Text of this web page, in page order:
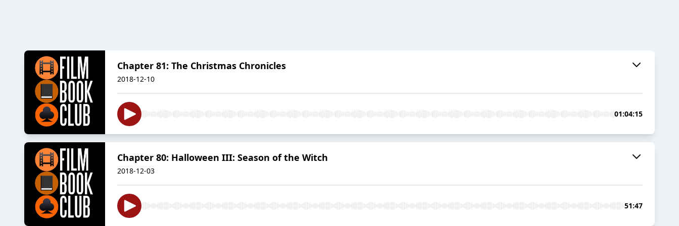
Chapter 81: The Christmas Chronicles
2018-12-10
01:04:15
Chapter 80: Halloween III: Season of the Witch
2018-12-03
51:47